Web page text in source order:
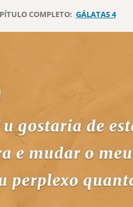
COMPLETO: GÁLATAS 4